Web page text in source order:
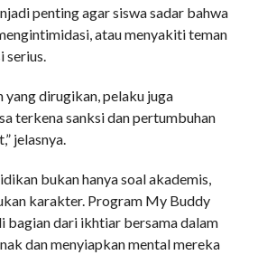
penting agar siswa sadar bahwa
atau menyakiti teman
yang dirugikan, pelaku juga
terkena sanksi dan pertumbuhan
jelasnya.
bukan hanya soal akademis,
karakter. Program My Buddy
bagian dari ikhtiar bersama dalam
dan menyiapkan mental mereka